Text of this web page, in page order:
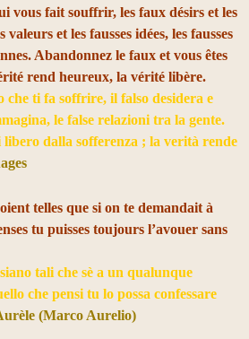
vous fait souffrir, les faux désirs et les
valeurs et les fausses idées, les fausses
Abandonnez le faux et vous êtes
rend heureux, la vérité libère.
che ti fa soffrire, il falso desidera e
le false relazioni tra la gente.
libero dalla sofferenza ; la verità rende
telles que si on te demandait à
tu puisses toujours l’avouer sans
tali che sè a un qualunque
che pensi tu lo possa confessare
(Marco Aurelio)